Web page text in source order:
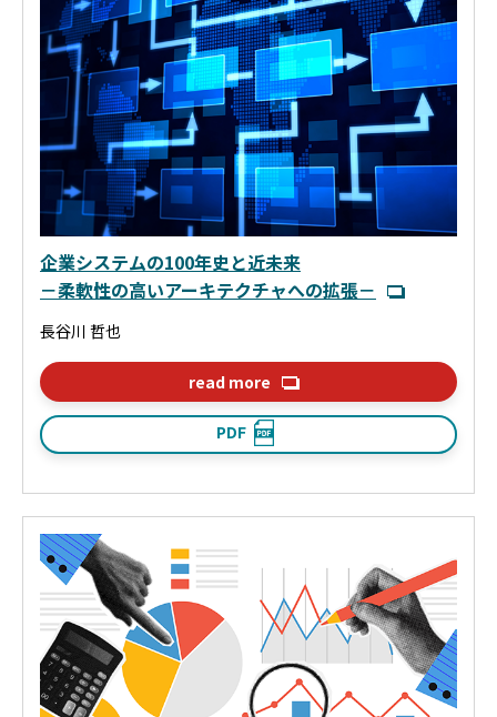
企業システムの100年史と近未来
－柔軟性の高いアーキテクチャへの拡張－
長谷川 哲也
read more
PDF